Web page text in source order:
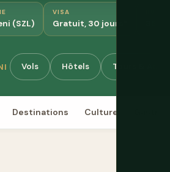
(SZL)
VISA
Gratuit, 30 jours*
Vols Hôtels Tours &
Destinations Culture